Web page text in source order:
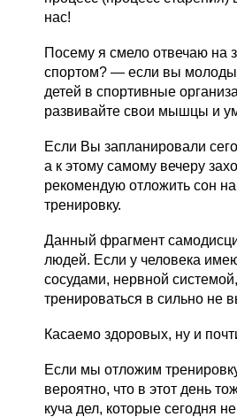
нас!
Посему я смело отвечаю на
спортом? — если вы молоды,
детей в спортивные
развивайте свои мышцы и
Если Вы запланировали
а к этому самому вечеру
рекомендую отложить сон
тренировку.
Данный фрагмент
людей. Если у человека
сосудами, нервной
тренироваться в сильно не
Касаемо здоровых, ну и
Если мы отложим
вероятно, что в этот день
куча дел, которые сегодня